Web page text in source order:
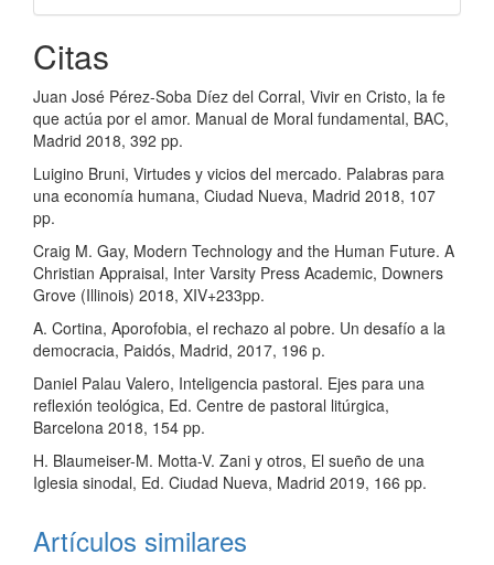
Citas
Juan José Pérez-Soba Díez del Corral, Vivir en Cristo, la fe
que actúa por el amor. Manual de Moral fundamental, BAC,
Madrid 2018, 392 pp.
Luigino Bruni, Virtudes y vicios del mercado. Palabras para
una economía humana, Ciudad Nueva, Madrid 2018, 107
pp.
Craig M. Gay, Modern Technology and the Human Future. A
Christian Appraisal, Inter Varsity Press Academic, Downers
Grove (Illinois) 2018, XIV+233pp.
A. Cortina, Aporofobia, el rechazo al pobre. Un desafío a la
democracia, Paidós, Madrid, 2017, 196 p.
Daniel Palau Valero, Inteligencia pastoral. Ejes para una
reflexión teológica, Ed. Centre de pastoral litúrgica,
Barcelona 2018, 154 pp.
H. Blaumeiser-M. Motta-V. Zani y otros, El sueño de una
Iglesia sinodal, Ed. Ciudad Nueva, Madrid 2019, 166 pp.
Artículos similares